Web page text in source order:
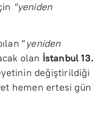
“yeniden
“ yeniden
olan İstanbul 13.
değiştirildiği
hemen ertesi gün